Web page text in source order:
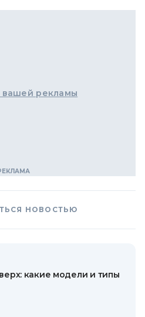
вашей рекламы
НОВОСТЬЮ
какие модели и типы